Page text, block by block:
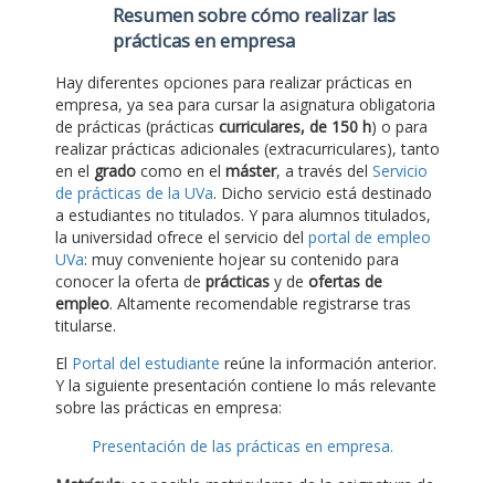
Resumen sobre cómo realizar las
prácticas en empresa
Hay diferentes opciones para realizar prácticas en
empresa, ya sea para cursar la asignatura obligatoria
de prácticas (prácticas curriculares, de 150 h) o para
realizar prácticas adicionales (extracurriculares), tanto
en el grado como en el máster, a través del Servicio
de prácticas de la UVa. Dicho servicio está destinado
a estudiantes no titulados. Y para alumnos titulados,
la universidad ofrece el servicio del portal de empleo
UVa: muy conveniente hojear su contenido para
conocer la oferta de prácticas y de ofertas de
empleo. Altamente recomendable registrarse tras
titularse.
El Portal del estudiante reúne la información anterior.
Y la siguiente presentación contiene lo más relevante
sobre las prácticas en empresa:
Presentación de las prácticas en empresa.